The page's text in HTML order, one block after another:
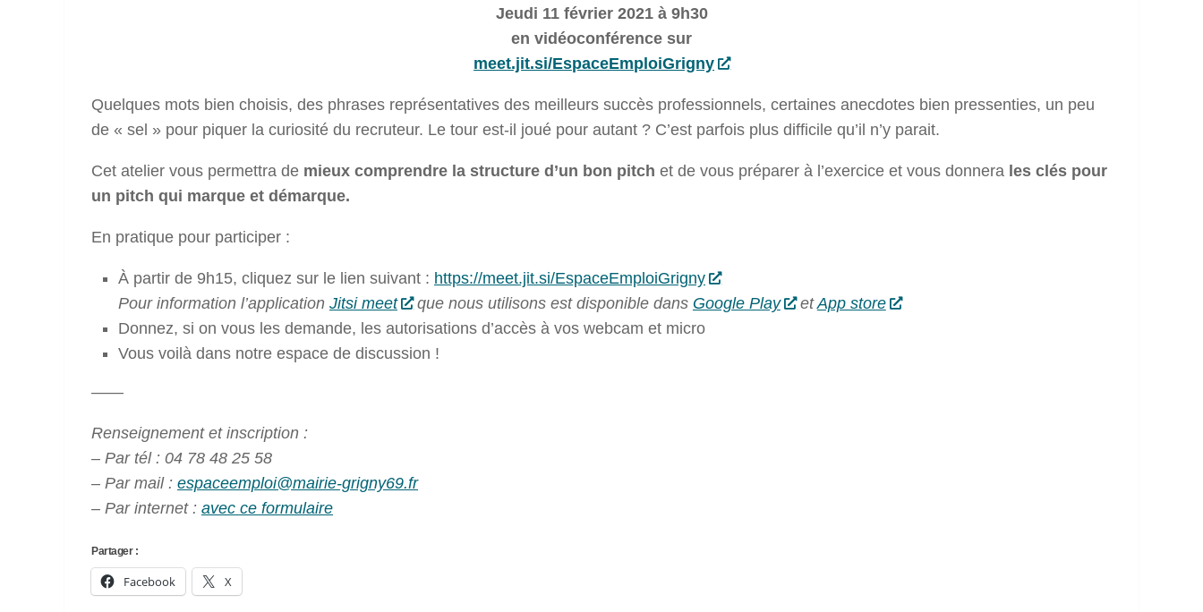
Jeudi 11 février 2021 à 9h30
en vidéoconférence sur
meet.jit.si/EspaceEmploiGrigny
Quelques mots bien choisis, des phrases représentatives des meilleurs succès professionnels, certaines anecdotes bien pressenties, un peu
de « sel » pour piquer la curiosité du recruteur. Le tour est-il joué pour autant ? C’est parfois plus difficile qu’il n’y parait.
Cet atelier vous permettra de mieux comprendre la structure d’un bon pitch et de vous préparer à l’exercice et vous donnera les clés pour
un pitch qui marque et démarque.
En pratique pour participer :
À partir de 9h15, cliquez sur le lien suivant : https://meet.jit.si/EspaceEmploiGrigny
Pour information l’application Jitsi meet que nous utilisons est disponible dans Google Play etApp store
Donnez, si on vous les demande, les autorisations d’accès à vos webcam et micro
Vous voilà dans notre espace de discussion !
——
Renseignement et inscription :
– Par tél : 04 78 48 25 58
– Par mail : espaceemploi@mairie-grigny69.fr
– Par internet : avec ce formulaire
Partager :
Facebook X